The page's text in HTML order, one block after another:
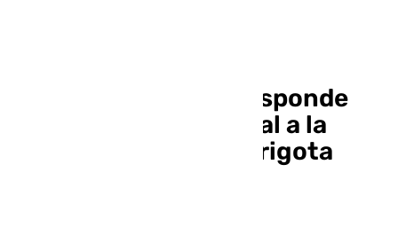
El público del Falla responde
con coplas de carnaval a la
actuación de una chirigota